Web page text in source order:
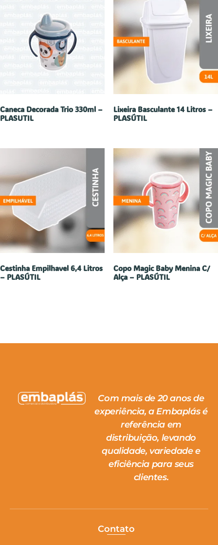
Caneca Decorada Trio 330ml –
PLASUTIL
Lixeira Basculante 14 Litros –
PLASÚTIL
Cestinha Empilhavel 6,4 Litros
– PLASÚTIL
Copo Magic Baby Menina C/
Alça – PLASÚTIL
Com mais de 20 anos de
experiência, a Embaplás é
referência em
distribuição, levando
qualidade, variedade e
eficiência para seus
clientes.
Contato